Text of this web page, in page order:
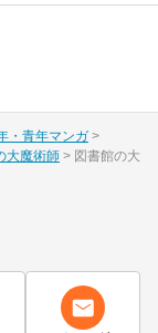
・青年マンガ
大魔術師
図書館の大